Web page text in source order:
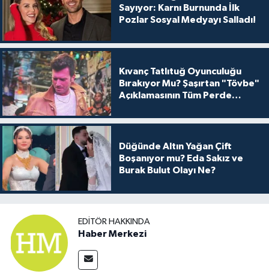
Sayıyor: Karnı Burnunda İlk
Pozlar Sosyal Medyayı Salladı!
Kıvanç Tatlıtuğ Oyunculuğu
Bırakıyor Mu? Şaşırtan "Tövbe"
Açıklamasının Tüm Perde
Düğünde Altın Yağan Çift
Boşanıyor mu? Eda Sakız ve
Burak Bulut Olayı Ne?
EDITÖR HAKKINDA
Haber Merkezi